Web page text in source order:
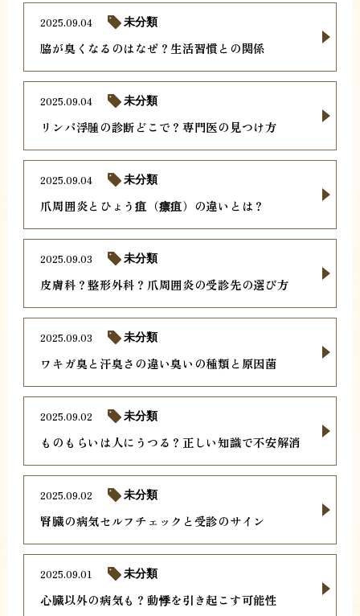
脇が臭くなるのはなぜ？生活習慣との関係
2025.09.04 未分類
リンパ浮腫の診断どこで？専門医の見つけ方
2025.09.04 未分類
爪周囲炎とひょう疽（瘭疽）の違いとは？
2025.09.04 未分類
皮膚科？整形外科？爪周囲炎の受診先の選び方
2025.09.03 未分類
ワキガ臭と汗臭さの違い臭いの種類と原因菌
2025.09.03 未分類
ものもらいは人にうつる？正しい知識で不安解消
2025.09.02 未分類
腎臓の病気セルフチェックと受診のサイン
2025.09.02 未分類
心臓以外の病気も？動悸を引き起こす可能性
2025.09.01 未分類